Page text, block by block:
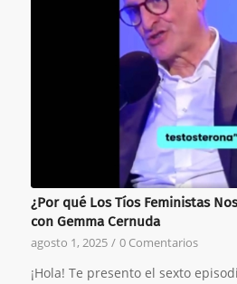
¿Por qué Los Tíos Feministas
con Gemma Cernuda
agosto 1, 2025 / 0 Comentarios
¡Hola! Te presento el sexto